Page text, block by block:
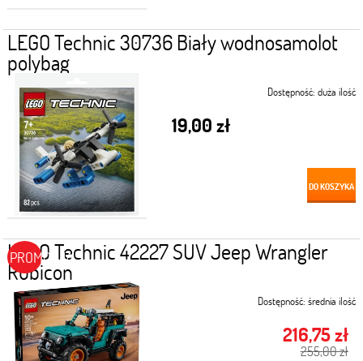
LEGO Technic 30736 Biały wodnosamolot
polybag
Dostępność: duża ilość
19,00 zł
DO KOSZYKA
LEGO Technic 42227 SUV Jeep Wrangler
Rubicon
Dostępność: średnia ilość
216,75 zł
255,00 zł
PROMOCJA